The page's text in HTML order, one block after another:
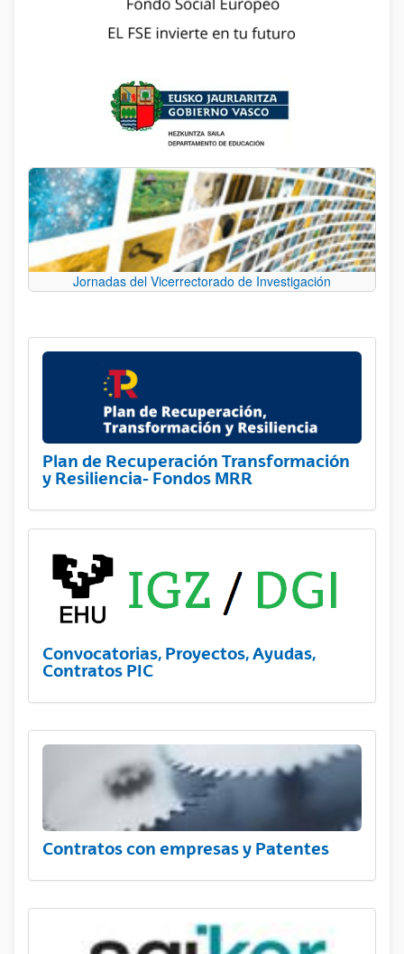
Jornadas del Vicerrectorado de Investigación
Plan de Recuperación Transformación
y Resiliencia- Fondos MRR
Convocatorias, Proyectos, Ayudas,
Contratos PIC
Contratos con empresas y Patentes